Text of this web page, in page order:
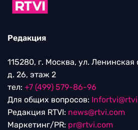
Редакция
115280, г. Москва, ул. Ленинская
д. 26, этаж 2
тел: +7 (499) 579-86-96
Для общих вопросов:
Редакция RTVI: news@rtvi.com
Маркетинг/PR: pr@rtvi.com